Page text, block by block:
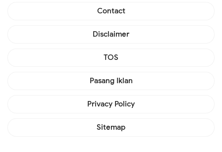
Contact
Disclaimer
TOS
Pasang Iklan
Privacy Policy
Sitemap